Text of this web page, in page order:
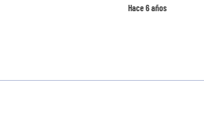
Hace 6 años